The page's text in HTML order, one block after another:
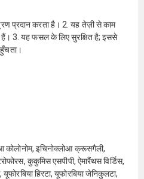
प्रदान करता है। 2. यह तेज़ी से काम
हैं। 3. यह फसल के लिए सुरक्षित है; इससे
कोलोनोम, इचिनोक्लोआ क्रूसगैली,
कुकुमिस एसपीपी, ऐमारैंथस विर्डिस,
हिरटा, यूफोरबिया जेनिकुलटा,